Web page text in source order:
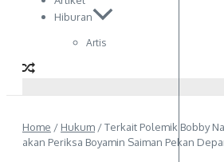
Hiburan
Artis
Home / Hukum /Terkait Polemik Bobby
akan Periksa Boyamin Saiman Pekan